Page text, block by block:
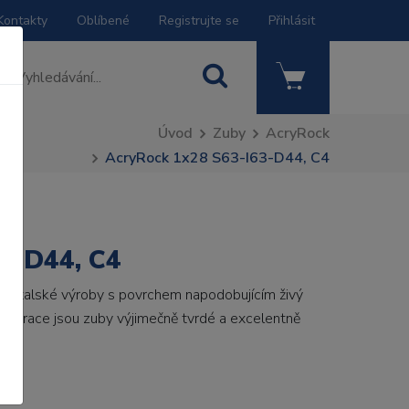
Oblíbené Registrujte se Přihlásit
Úvod Zuby
AcryRock
AcryRock 1x28 S63-I63-D44, C4
D44, C4
italské výroby s povrchem napodobujícím živý
jsou zuby výjimečně tvrdé a excelentně